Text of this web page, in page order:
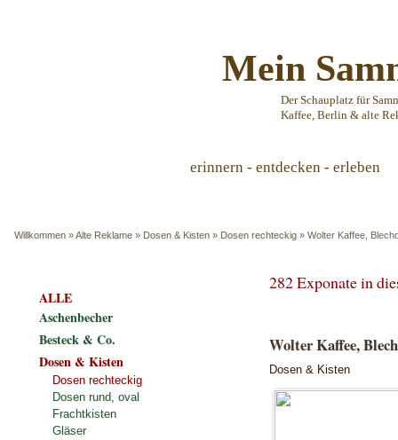
Mein
Der Schauplatz für
Kaffee, Berlin & alte
erinnern - entdecken - erleben
Willkommen »Alte Reklame » Dosen & Kisten » Dosen rechteckig » Wolter Kaffee,
282 Exponate in
Wolter Kaffee,
Dosen & Kisten
ALLE
Aschenbecher
Besteck & Co.
Dosen & Kisten
Dosen rechteckig
Dosen rund, oval
Frachtkisten
Gläser